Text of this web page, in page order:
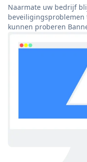
Naarmate uw bedrijf
beveiligingsproblemen
kunnen proberen